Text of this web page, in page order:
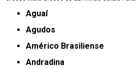
Aguaí
Agudos
Américo Brasiliense
Andradina